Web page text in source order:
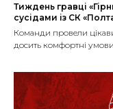
Тиждень гравці
сусідами із СК
Команди провели
досить комфортні